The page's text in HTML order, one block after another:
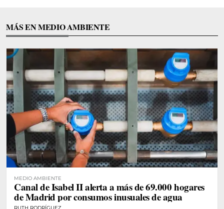
MÁS EN MEDIO AMBIENTE
MEDIO AMBIENTE
Canal de Isabel II alerta a más de 69.000 hogares
de Madrid por consumos inusuales de agua
RUTH RODRÍGUEZ